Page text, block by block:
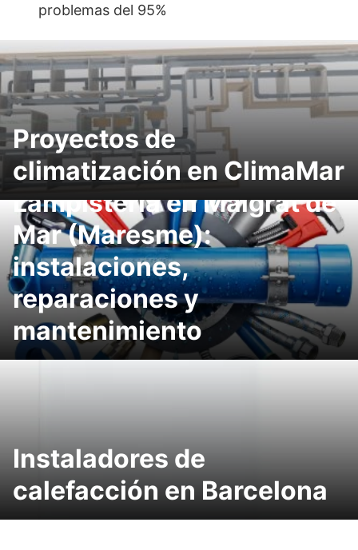
problemas del 95%
Proyectos de
climatización en ClimaMar
Lampistería en Malgrat de
Mar (Maresme):
instalaciones,
reparaciones y
mantenimiento
Instaladores de
calefacción en Barcelona